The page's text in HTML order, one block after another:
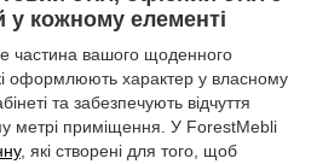
кожному елементі
частина вашого щоденного
оформлюють характер у власному
та забезпечують відчуття
метрі приміщення. У ForestMebli
, які створені для того, щоб